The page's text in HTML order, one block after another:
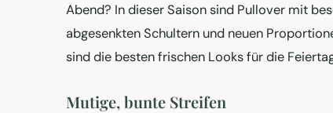
Abend? In dieser Saison sind Pullover mit
abgesenkten Schultern und neuen
sind die besten frischen Looks für die
Mutige, bunte Streifen